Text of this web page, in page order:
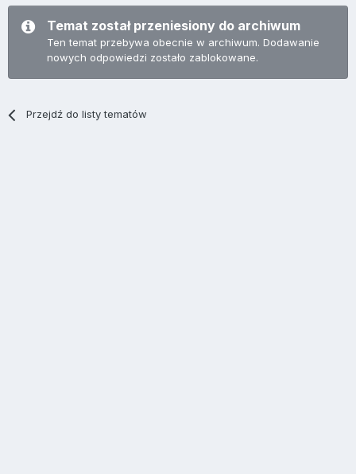
Temat został przeniesiony do archiwum
Ten temat przebywa obecnie w archiwum. Dodawanie
nowych odpowiedzi zostało zablokowane.
Przejdź do listy tematów